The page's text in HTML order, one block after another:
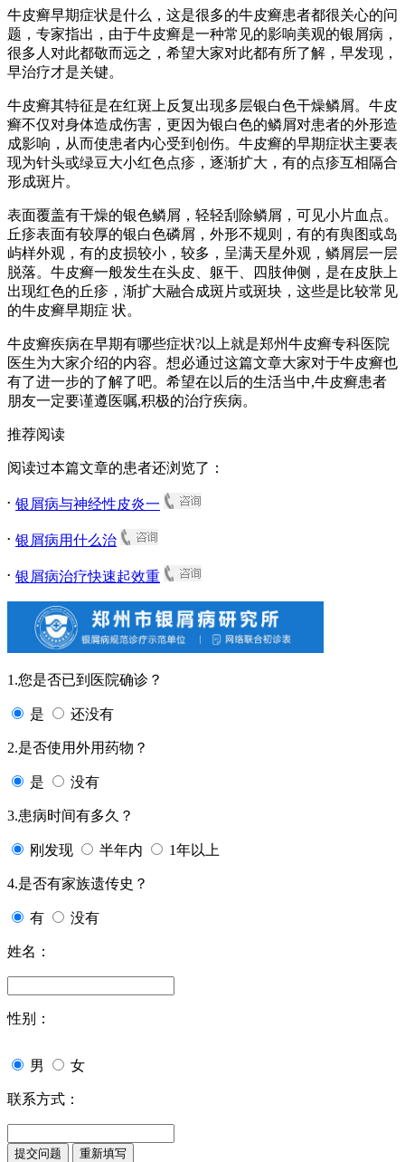
牛皮癣早期症状是什么，这是很多的牛皮癣患者都很关心的问
题，专家指出，由于牛皮癣是一种常见的影响美观的银屑病，
很多人对此都敬而远之，希望大家对此都有所了解，早发现，
早治疗才是关键。
牛皮癣其特征是在红斑上反复出现多层银白色干燥鳞屑。牛皮
癣不仅对身体造成伤害，更因为银白色的鳞屑对患者的外形造
成影响，从而使患者内心受到创伤。牛皮癣的早期症状主要表
现为针头或绿豆大小红色点疹，逐渐扩大，有的点疹互相隔合
形成斑片。
表面覆盖有干燥的银色鳞屑，轻轻刮除鳞屑，可见小片血点。
丘疹表面有较厚的银白色磷屑，外形不规则，有的有舆图或岛
屿样外观，有的皮损较小，较多，呈满天星外观，鳞屑层一层
脱落。牛皮癣一般发生在头皮、躯干、四肢伸侧，是在皮肤上
出现红色的丘疹，渐扩大融合成斑片或斑块，这些是比较常见
的牛皮癣早期症 状。
牛皮癣疾病在早期有哪些症状?以上就是郑州牛皮癣专科医院
医生为大家介绍的内容。想必通过这篇文章大家对于牛皮癣也
有了进一步的了解了吧。希望在以后的生活当中,牛皮癣患者
朋友一定要谨遵医嘱,积极的治疗疾病。
推荐阅读
阅读过本篇文章的患者还浏览了：
. 银屑病与神经性皮炎一
. 银屑病用什么治
. 银屑病治疗快速起效重
1.您是否已到医院确诊？
是 还没有
2.是否使用外用药物？
是 没有
3.患病时间有多久？
刚发现 半年内 1年以上
4.是否有家族遗传史？
有 没有
姓名：
性别：
男 女
联系方式：